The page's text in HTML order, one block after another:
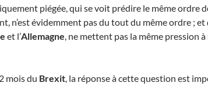
piégée, qui se voit prédire le même ordre
n’est évidemment pas du tout du même ordre ;
et l’Allemagne, ne mettent pas la même pression
mois du Brexit, la réponse à cette question est